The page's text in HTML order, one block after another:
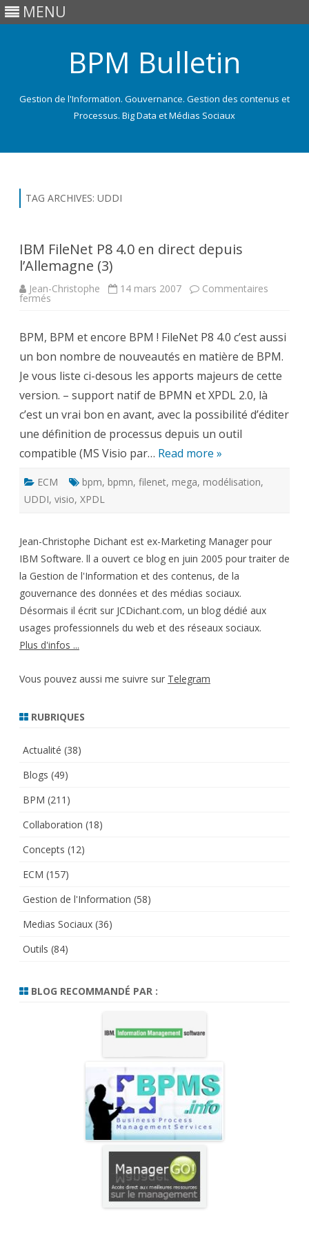
MENU
BPM Bulletin
Gestion de l'Information. Gouvernance. Gestion des contenus et
Processus. Big Data et Médias Sociaux
TAG ARCHIVES: UDDI
IBM FileNet P8 4.0 en direct depuis
l’Allemagne (3)
Jean-Christophe 14 mars 2007 Commentaires
fermés
4.0
en
direct
depuis
l’Allemagne
(3)
BPM, BPM et encore BPM ! FileNet P8 4.0 c’est aussi
un bon nombre de nouveautés en matière de BPM.
Je vous liste ci-desous les apports majeurs de cette
version. – support natif de BPMN et XPDL 2.0, là
c’est un vrai bon en avant, avec la possibilité d’éditer
une définition de processus depuis un outil
compatible (MS Visio par… Read more »
ECM bpm, bpmn, filenet, mega, modélisation,
UDDI, visio, XPDL
Jean-Christophe Dichant est ex-Marketing Manager pour
IBM Software. ll a ouvert ce blog en juin 2005 pour traiter de
la Gestion de l'Information et des contenus, de la
gouvernance des données et des médias sociaux.
Désormais il écrit sur JCDichant.com, un blog dédié aux
usages professionnels du web et des réseaux sociaux.
Plus d'infos ...
Vous pouvez aussi me suivre sur Telegram
RUBRIQUES
Actualité (38)
Blogs (49)
BPM (211)
Collaboration (18)
Concepts (12)
ECM (157)
Gestion de l'Information (58)
Medias Sociaux (36)
Outils (84)
BLOG RECOMMANDÉ PAR :